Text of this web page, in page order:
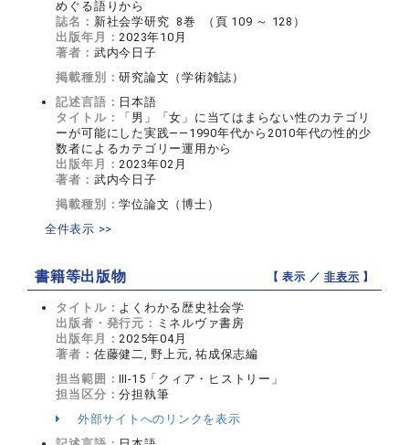
めぐる語りから
誌名： 新社会学研究 8巻 （頁 109 ～ 128）
出版年月：2023年10月
著者： 武内今日子
掲載種別：研究論文（学術雑誌）
記述言語： 日本語
タイトル：
「男」「女」に当てはまらない性のカテゴリ
ーが可能にした実践――1990年代から2010年代の性的少
数者によるカテゴリー運用から
出版年月：2023年02月
著者： 武内今日子
掲載種別：学位論文（博士）
全件表示 >>
書籍等出版物 【 表示 ／非表示 】
タイトル： よくわかる歴史社会学
出版者・発行元： ミネルヴァ書房
出版年月：2025年04月
著者： 佐藤健二, 野上元, 祐成保志編
担当範囲：Ⅲ-15「クィア・ヒストリー」
担当区分：分担執筆
外部サイトへのリンクを表示